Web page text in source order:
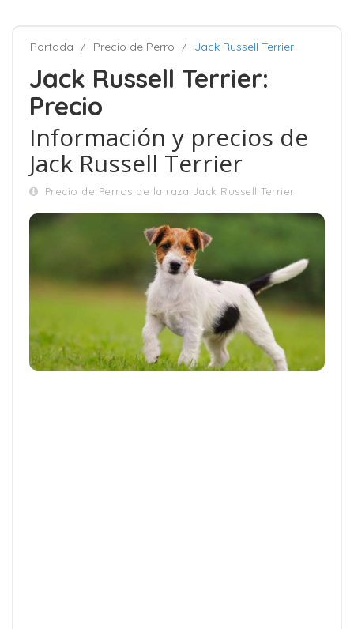
Portada Precio de Perro Jack Russell Terrier
Jack Russell Terrier:
Precio
Información y precios de
Jack Russell Terrier
Precio de Perros de la raza Jack Russell Terrier